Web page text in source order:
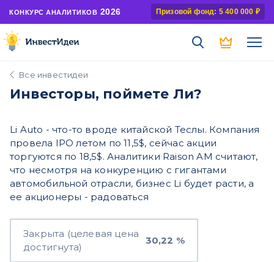
КОНКУРС АНАЛИТИКОВ 2026 Призовой фонд: 5 400 000 ₽
Все инвестидеи
Инвесторы, поймете Ли?
Li Auto - что-то вроде китайской Теслы. Компания
провела IPO летом по 11,5$, сейчас акции
торгуются по 18,5$. Аналитики Raison AM считают,
что несмотря на конкуренцию с гигантами
автомобильной отрасли, бизнес Li будет расти, а
ее акционеры - радоваться
Закрыта (целевая цена
достигнута)
30,22 %